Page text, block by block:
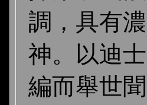
調，具有
神。以迪
編而舉世